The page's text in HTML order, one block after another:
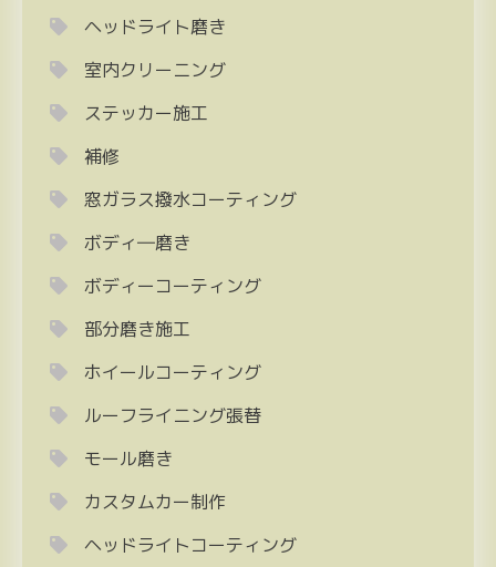
ヘッドライト磨き
室内クリーニング
ステッカー施工
補修
窓ガラス撥水コーティング
ボディ―磨き
ボディーコーティング
部分磨き施工
ホイールコーティング
ルーフライニング張替
モール磨き
カスタムカー制作
ヘッドライトコーティング